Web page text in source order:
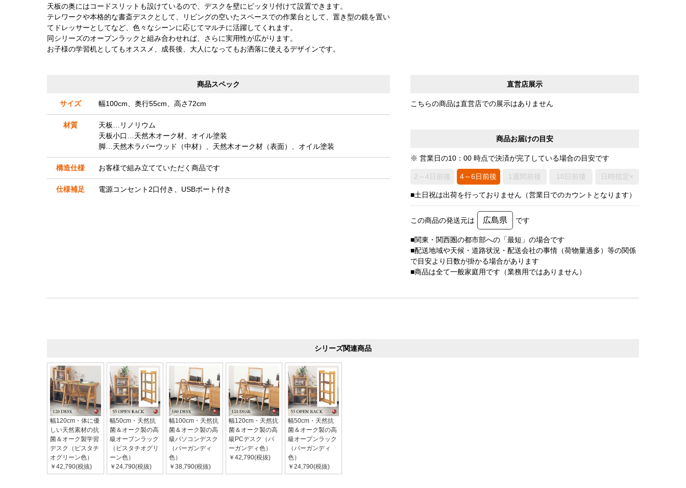
天板の奥にはコードスリットも設けているので、デスクを壁にピッタリ付けて設置できます。
テレワークや本格的な書斎デスクとして、リビングの空いたスペースでの作業台として、置き型の鏡を置い
てドレッサーとしてなど、色々なシーンに応じてマルチに活躍してくれます。
同シリーズのオープンラックと組み合わせれば、さらに実用性が広がります。
お子様の学習机としてもオススメ、成長後、大人になってもお洒落に使えるデザインです。
直営店展示
こちらの商品は直営店での展示はありません
商品お届けの目安
※ 営業日の10：00 時点で決済が完了している場合の目安です
2～4日前後 4～6日前後 1週間前後 10日前後 日時指定×
■土日祝は出荷を行っておりません（営業日でのカウントとなります）
この商品の発送元は 広島県 です
■関東・関西圏の都市部への「最短」の場合です
■配送地域や天候・道路状況・配送会社の事情（荷物量過多）等の関係
で目安より日数が掛かる場合があります
■商品は全て一般家庭用です（業務用ではありません）
商品スペック
サイズ 幅100cm、奥行55cm、高さ72cm
材質
天板…リノリウム
天板小口…天然木オーク材、オイル塗装
脚…天然木ラバーウッド（中材）、天然木オーク材（表面）、オイル塗装
構造仕様 お客様で組み立てていただく商品です
仕様補足 電源コンセント2口付き、USBポート付き
シリーズ関連商品
幅120cm・体に優
しい天然素材の抗
菌＆オーク製学習
デスク（ピスタチ
オグリーン色）
￥42,790(税抜)
幅50cm・天然抗
菌＆オーク製の高
級オープンラック
（ピスタチオグリ
ーン色）
￥24,790(税抜)
幅100cm・天然抗
菌＆オーク製の高
級パソコンデスク
（バーガンディ
色）
￥38,790(税抜)
幅120cm・天然抗
菌＆オーク製の高
級PCデスク（バ
ーガンディ色）
￥42,790(税抜)
幅50cm・天然抗
菌＆オーク製の高
級オープンラック
（バーガンディ
色）
￥24,790(税抜)